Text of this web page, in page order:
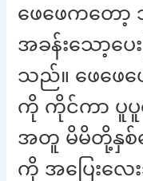
ဖေဖေကတေ
အခန်းသော့ပေ
သည်။ ဖေဖေပ
ကို ကိုင်ကာ ပူပူနွ
အတူ မိမိတို့နှစ်
ကို အပြေးလ